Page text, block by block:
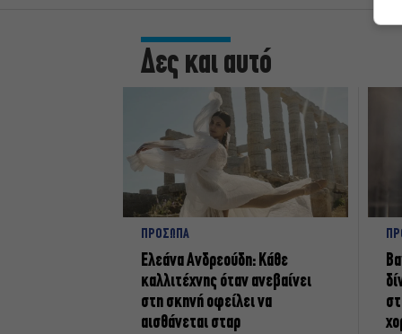
Δες και αυτό
ΠΡΟΣΩΠΑ
Ελεάνα Ανδρεούδη: Κάθε
καλλιτέχνης όταν ανεβαίνει
στη σκηνή οφείλει να
αισθάνεται σταρ